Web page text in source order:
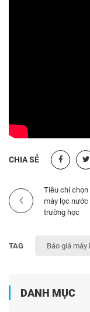
CHIA SẺ
Tiêu chí chọn
máy lọc nước
trường học
TAG Báo giá
DANH MỤC